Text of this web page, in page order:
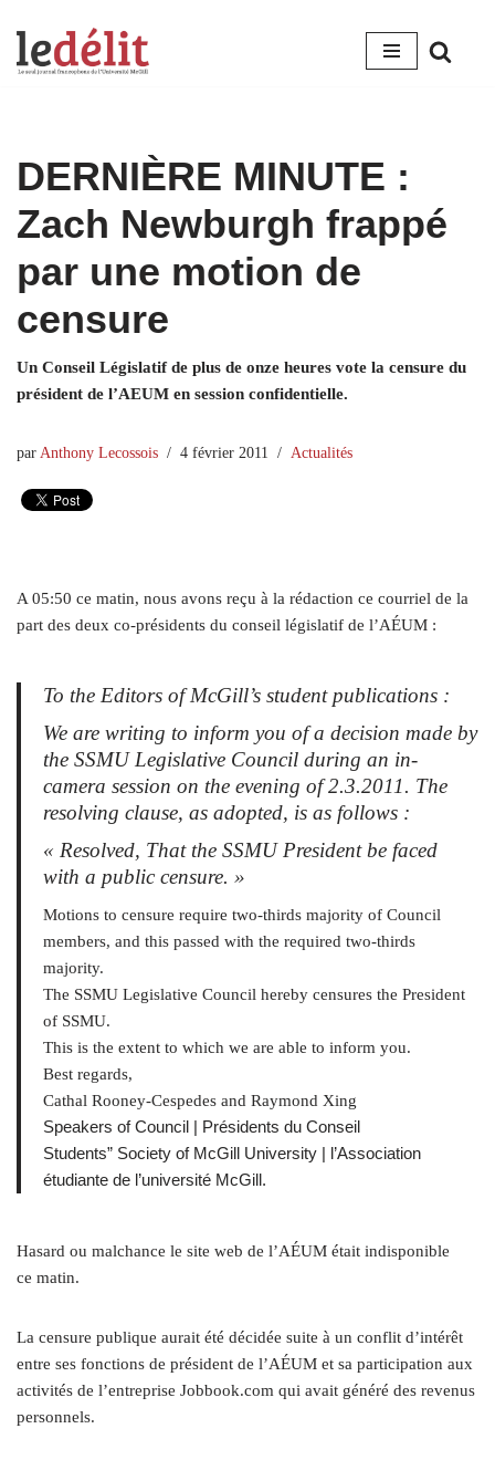
Aller
DERNIÈRE MINUTE :
Zach Newburgh frappé
par une motion de
censure
Un Conseil Législatif de plus de onze heures vote la censure du
président de l’AEUM en session confidentielle.
par Anthony Lecossois 4 février 2011 Actualités
A 05:50 ce matin, nous avons reçu à la rédaction ce courriel de la
part des deux co-présidents du conseil législatif de l’AÉUM :
To the Editors of McGill’s student publications :
We are writing to inform you of a decision made by
the SSMU Legislative Council during an in-
camera session on the evening of 2.3.2011. The
resolving clause, as adopted, is as follows :
« Resolved, That the SSMU President be faced
with a public censure. »
Motions to censure require two-thirds majority of Council
members, and this passed with the required two-thirds
majority.
The SSMU Legislative Council hereby censures the President
of SSMU.
This is the extent to which we are able to inform you.
Best regards,
Cathal Rooney-Cespedes and Raymond Xing
Speakers of Council | Présidents du Conseil
Students” Society of McGill University | l’Association
étudiante de l’université McGill.
Hasard ou malchance le site web de l’AÉUM était indisponible
ce matin.
La censure publique aurait été décidée suite à un conflit d’intérêt
entre ses fonctions de président de l’AÉUM et sa participation aux
activités de l’entreprise Jobbook​.com qui avait généré des revenus
personnels.